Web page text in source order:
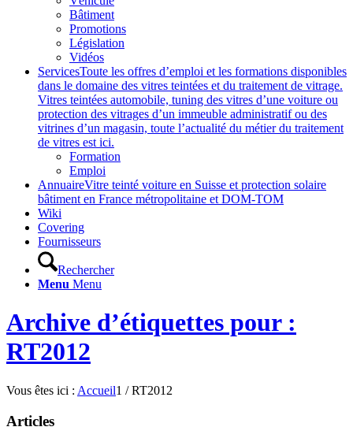
Bâtiment
Promotions
Législation
Vidéos
ServicesToute les offres d’emploi et les formations disponibles
dans le domaine des vitres teintées et du traitement de vitrage.
Vitres teintées automobile, tuning des vitres d’une voiture ou
protection des vitrages d’un immeuble administratif ou des
vitrines d’un magasin, toute l’actualité du métier du traitement
de vitres est ici.
Formation
Emploi
AnnuaireVitre teinté voiture en Suisse et protection solaire
bâtiment en France métropolitaine et DOM-TOM
Wiki
Covering
Fournisseurs
Rechercher
Menu Menu
Archive d’étiquettes pour :
RT2012
Vous êtes ici : Accueil1 / RT2012
Articles